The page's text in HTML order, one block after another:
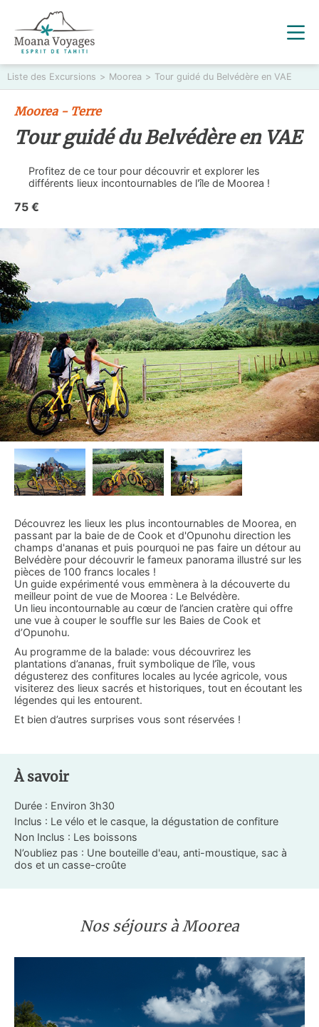
Liste des Excursions > Moorea > Tour guidé du Belvédère en VAE
Moorea - Terre
Tour guidé du Belvédère en VAE
Profitez de ce tour pour découvrir et explorer les
différents lieux incontournables de l'île de Moorea !
75 €
Découvrez les lieux les plus incontournables de Moorea, en
passant par la baie de de Cook et d'Opunohu direction les
champs d'ananas et puis pourquoi ne pas faire un détour au
Belvédère pour découvrir le fameux panorama illustré sur les
pièces de 100 francs locales !
Un guide expérimenté vous emmènera à la découverte du
meilleur point de vue de Moorea : Le Belvédère.
Un lieu incontournable au cœur de l’ancien cratère qui offre
une vue à couper le souffle sur les Baies de Cook et
d’Opunohu.
Au programme de la balade: vous découvrirez les
plantations d’ananas, fruit symbolique de l’île, vous
dégusterez des confitures locales au lycée agricole, vous
visiterez des lieux sacrés et historiques, tout en écoutant les
légendes qui les entourent.
Et bien d’autres surprises vous sont réservées !
À savoir
Durée : Environ 3h30
Inclus : Le vélo et le casque, la dégustation de confiture
Non Inclus : Les boissons
N’oubliez pas : Une bouteille d'eau, anti-moustique, sac à
dos et un casse-croûte
Nos séjours à Moorea